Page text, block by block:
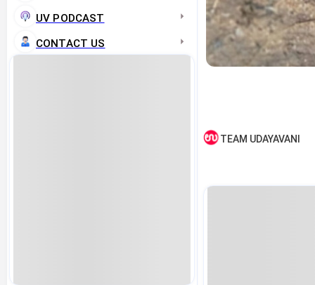
UV PODCAST
CONTACT US
TEAM UDAYAVANI